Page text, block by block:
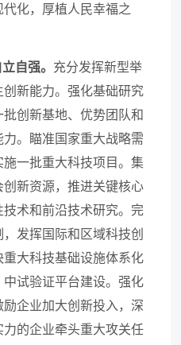
化，厚植人民幸福之
自强。 充分发挥新型举
新能力。强化基础研究
创新基地、优势团队和
。瞄准国家重大战略需
一批重大科技项目。集
新资源，推进关键核心
术和前沿技术研究。完
发挥国际和区域科技创
大科技基础设施体系化
试验证平台建设。强化
企业加大创新投入，深
的企业牵头重大攻关任